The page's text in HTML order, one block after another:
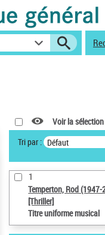
Voir la
Tri par : Défaut
1
Temperton, Rod (1947-
[Thriller]
Titre uniforme musical